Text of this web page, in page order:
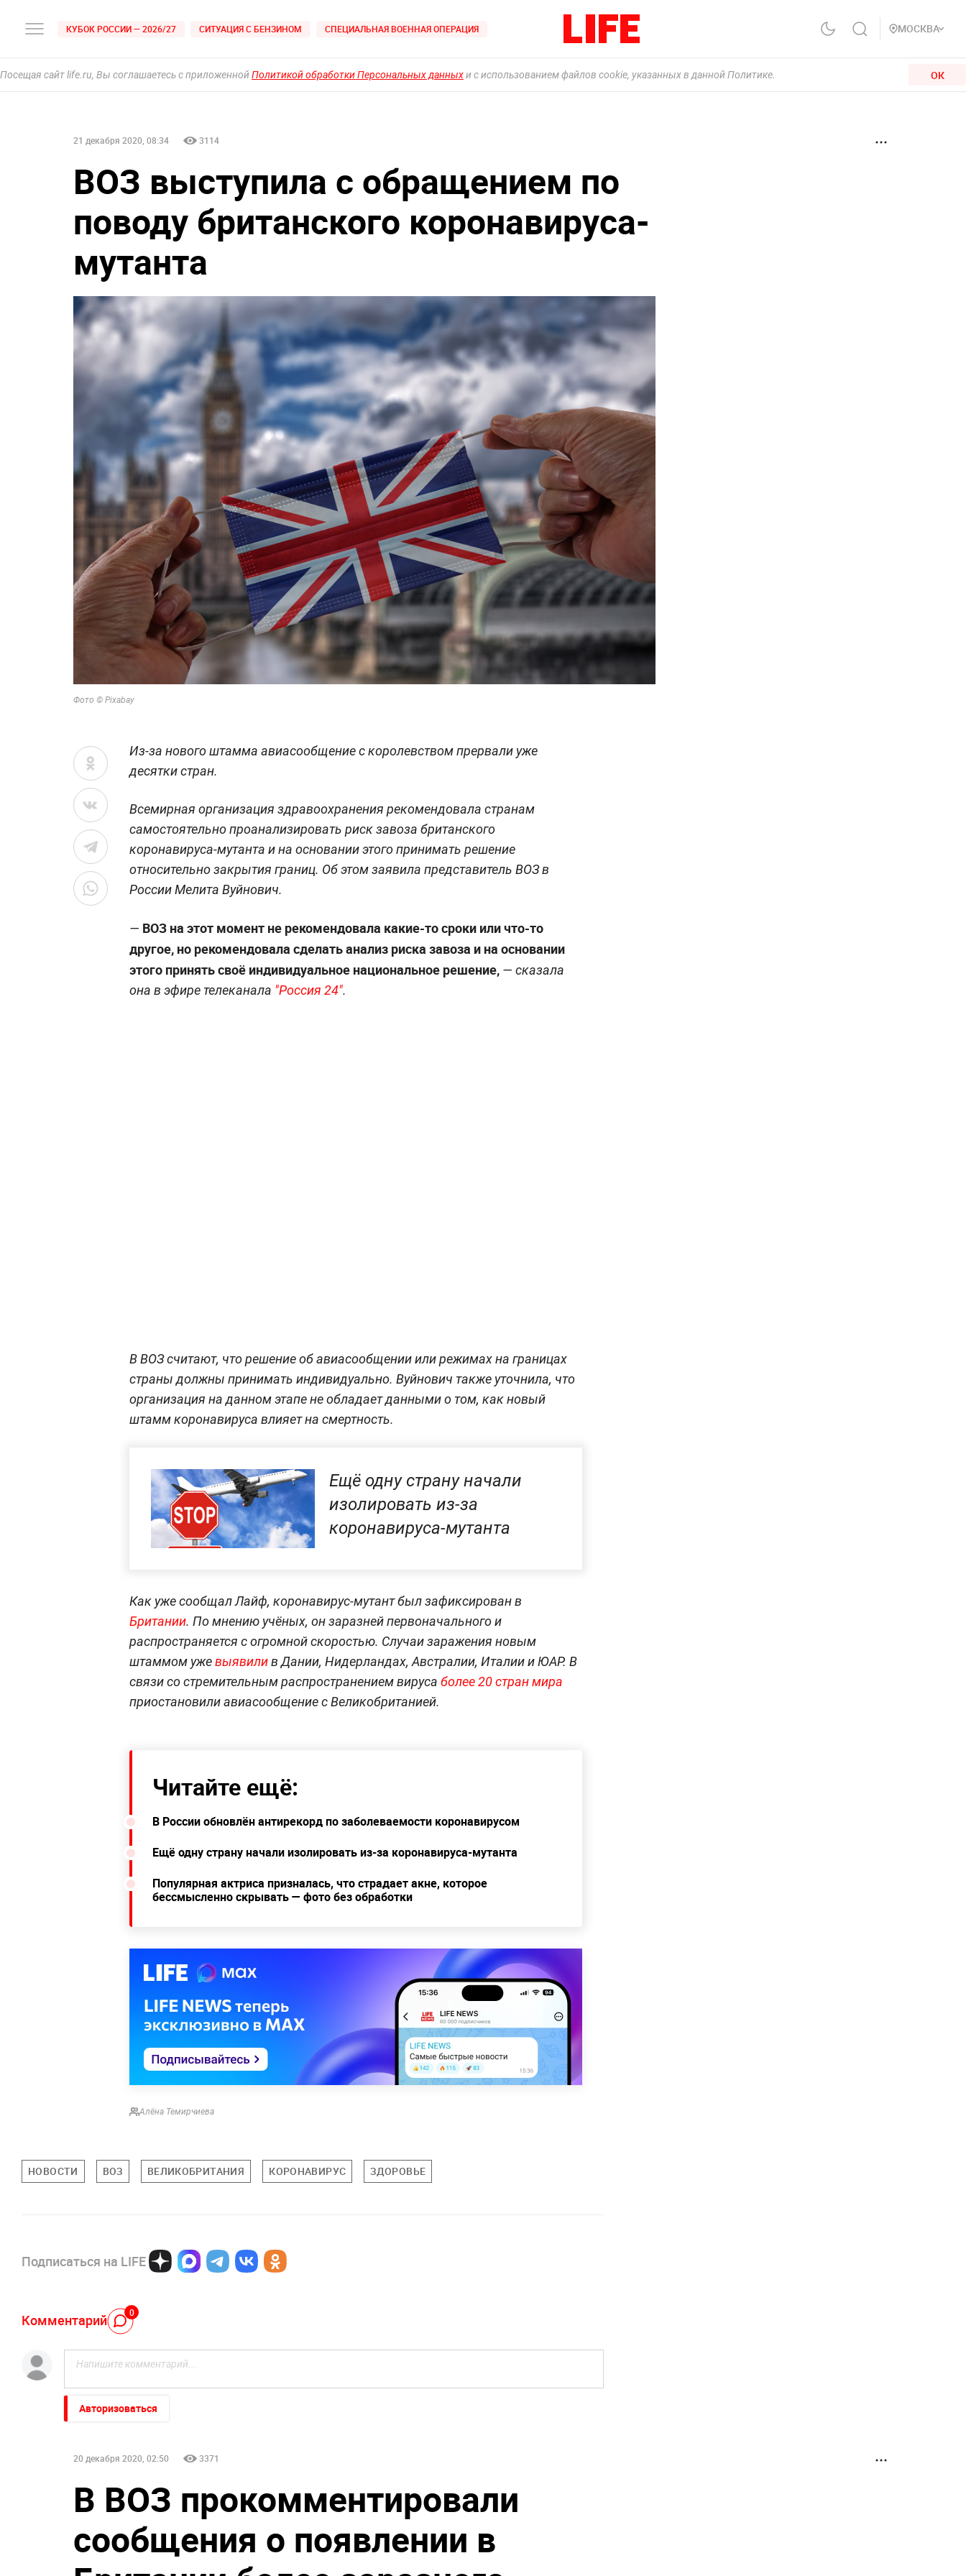
КУБОК РОССИИ — 2026/27 СИТУАЦИЯ С БЕНЗИНОМ СПЕЦИАЛЬНАЯ ВОЕННАЯ ОПЕРАЦИЯ МОСКВА
Посещая сайт life.ru, Вы соглашаетесь с приложеннойПолитикой обработки Персональных данныхи с использованием файлов cookie, указанных в данной Политике. ОК
21 декабря 2020, 08:34 3114
ВОЗ выступила с обращением по
поводу британского коронавируса-
мутанта
Фото © Pixabay
Из-за нового штамма авиасообщение с королевством прервали уже
десятки стран.
Всемирная организация здравоохранения рекомендовала странам
самостоятельно проанализировать риск завоза британского
коронавируса-мутанта и на основании этого принимать решение
относительно закрытия границ. Об этом заявила представитель ВОЗ в
России Мелита Вуйнович.
— ВОЗ на этот момент не рекомендовала какие-то сроки или что-то
другое, но рекомендовала сделать анализ риска завоза и на основании
этого принять своё индивидуальное национальное решение, — сказала
она в эфире телеканала "Россия 24".
В ВОЗ считают, что решение об авиасообщении или режимах на границах
страны должны принимать индивидуально. Вуйнович также уточнила, что
организация на данном этапе не обладает данными о том, как новый
штамм коронавируса влияет на смертность.
Ещё одну страну начали
изолировать из-за
коронавируса-мутанта
Как уже сообщал Лайф, коронавирус-мутант был зафиксирован в
Британии. По мнению учёных, он заразней первоначального и
распространяется с огромной скоростью. Случаи заражения новым
штаммом ужевыявилив Дании, Нидерландах, Австралии, Италии и ЮАР. В
связи со стремительным распространением вируса более 20 стран мира
приостановили авиасообщение с Великобританией.
Читайте ещё:
В России обновлён антирекорд по заболеваемости коронавирусом
Ещё одну страну начали изолировать из-за коронавируса-мутанта
Популярная актриса призналась, что страдает акне, которое
бессмысленно скрывать — фото без обработки
Алёна Темирчиева
НОВОСТИ ВОЗ ВЕЛИКОБРИТАНИЯ КОРОНАВИРУС ЗДОРОВЬЕ
Подписаться на LIFE
Комментарий 0
Авторизоваться
20 декабря 2020, 02:50 3371
В ВОЗ прокомментировали
сообщения о появлении в